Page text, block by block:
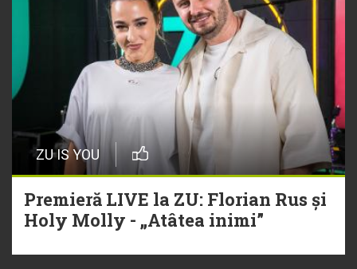
ZU IS YOU
Premieră LIVE la ZU: Florian Rus și
Holy Molly - „Atâtea inimi”